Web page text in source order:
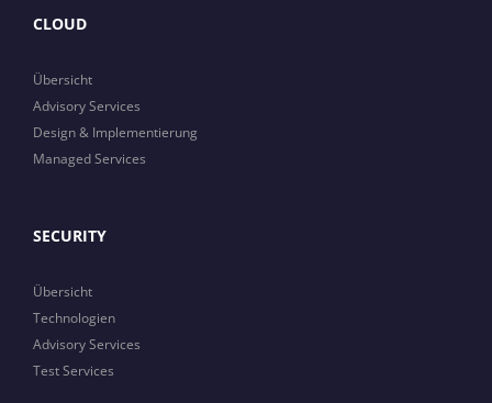
CLOUD
Übersicht
Advisory Services
Design & Implementierung
Managed Services
SECURITY
Übersicht
Technologien
Advisory Services
Test Services